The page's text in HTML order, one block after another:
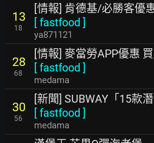
13
18
[情報] 肯德基/必勝客優
[fastfood ]
ya871121
28
68
[情報] 麥當勞APP優惠
[fastfood ]
medama
30
56
[新聞] SUBWAY「15款
[fastfood ]
medama